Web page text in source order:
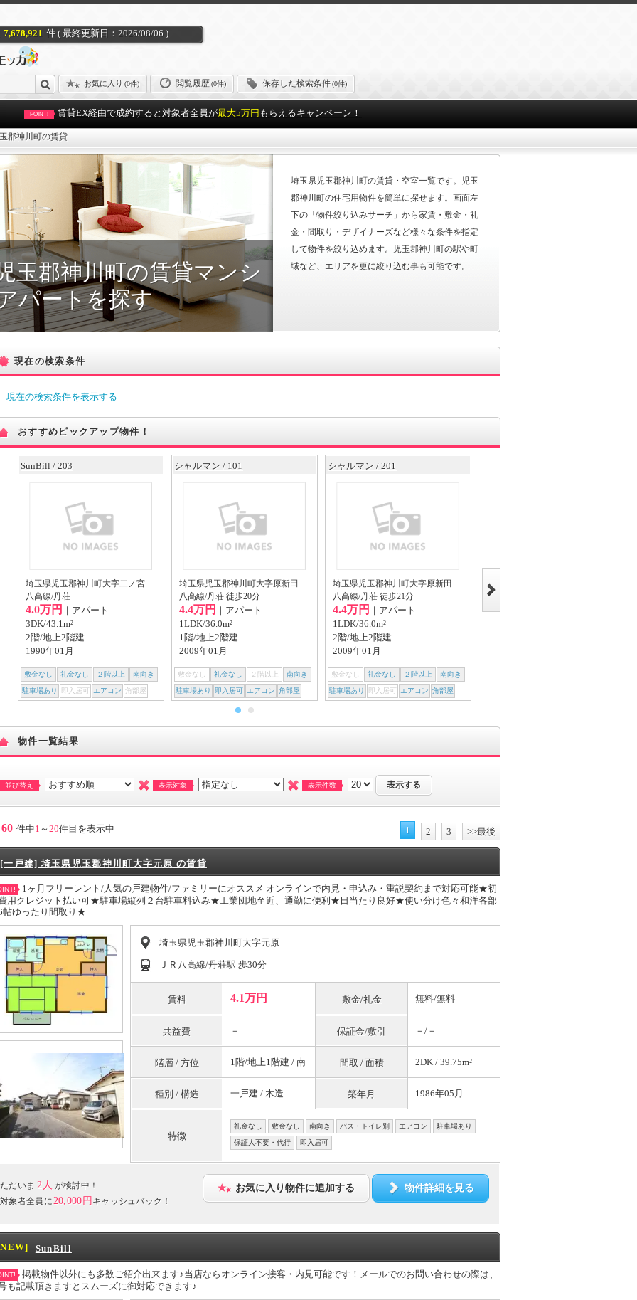
7,678,921 件 ( 最終更新日：2026/08/06 )
お気に入り (0件) 閲覧履歴(0件) 保存した検索条件(0件)
POINT! 賃貸EX経由で成約すると対象者全員が最大5万円 もらえるキャンペーン！
郡神川町の賃貸
玉郡神川町の賃貸マンシ
パートを探す
埼玉県児玉郡神川町の賃貸・空室一覧です。児玉
郡神川町の住宅用物件を簡単に探せます。画面左
下の「物件絞り込みサーチ」から家賃・敷金・礼
金・間取り・デザイナーズなど様々な条件を指定
して物件を絞り込めます。児玉郡神川町の駅や町
域など、エリアを更に絞り込む事も可能です。
現在の検索条件
現在の検索条件を表示する
おすすめピックアップ物件！
SunBill / 203
埼玉県児玉郡神川町大字二ノ宮501
八高線/丹荘
4.0万円 ｜アパート
3DK/43.1m²
2階/地上2階建
1990年01月
敷金なし 礼金なし ２階以上 南向き
駐車場あり 即入居可 エアコン 角部屋
シャルマン / 101
埼玉県児玉郡神川町大字原新田17-1
八高線/丹荘 徒歩20分
4.4万円 ｜アパート
1LDK/36.0m²
1階/地上2階建
2009年01月
敷金なし 礼金なし ２階以上 南向き
駐車場あり 即入居可 エアコン 角部屋
シャルマン / 201
埼玉県児玉郡神川町大字原新田17-1
八高線/丹荘 徒歩21分
4.4万円 ｜アパート
1LDK/36.0m²
2階/地上2階建
2009年01月
敷金なし 礼金なし ２階以上 南向き
駐車場あり 即入居可 エアコン 角部屋
八高線/丹荘 徒歩12分
4.0万円
物件一覧結果
並び替え 表示対象 表示件数
60 件中1 ～ 20件目を表示中 1 2 3 >>最後
[一戸建] 埼玉県児玉郡神川町大字元原 の賃貸
1ヶ月フリーレント/人気の戸建物件/ファミリーにオススメ オンラインで内見・申込み・重説契約まで対応可能★初
用クレジット払い可★駐車場縦列２台駐車料込み★工業団地至近、通勤に便利★日当たり良好★使い分け色々和洋各部
帖ゆったり間取り★
埼玉県児玉郡神川町大字元原
ＪＲ八高線/丹荘駅 歩30分
賃料 4.1万円 敷金/礼金 無料/無料
共益費 － 保証金/敷引 －/－
階層 / 方位 1階/地上1階建 / 南 間取 / 面積 2DK / 39.75m²
種別 / 構造 一戸建 / 木造 築年月 1986年05月
特徴
礼金なし 敷金なし 南向き バス・トイレ別 エアコン 駐車場あり
保証人不要・代行 即入居可
ただいま 2人 が検討中！
対象者全員に20,000円 キャッシュバック！
お気に入り物件に追加する 物件詳細を見る
SunBill
掲載物件以外にも多数ご紹介出来ます♪当店ならオンライン接客・内見可能です！メールでのお問い合わせの際は、
も記載頂きますとスムーズに御対応できます♪